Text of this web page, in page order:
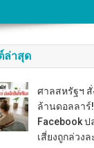
ล่าสุด
ศาลสหรัฐฯ สั่
ล้านดอลลาร์
Facebook
เสี่ยงถูกล่วงล